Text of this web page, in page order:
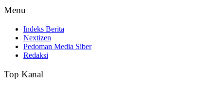
Menu
Indeks Berita
Nextizen
Pedoman Media Siber
Redaksi
Top Kanal